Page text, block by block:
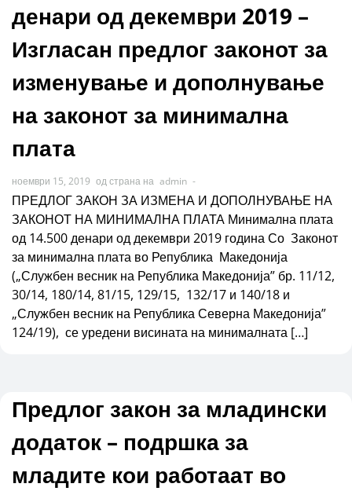
денари од декември 2019 –
Изгласан предлог законот за
изменување и дополнување
на законот за минимална
плата
ноември 15, 2019 од страна на admin -
ПРЕДЛОГ ЗАКОН ЗА ИЗМЕНА И ДОПОЛНУВАЊЕ НА
ЗАКОНОТ НА МИНИМАЛНА ПЛАТА Минимална плата
од 14.500 денари од декември 2019 година Со Законот
за минимална плата во Република Македонија
(„Службен весник на Република Македонија” бр. 11/12,
30/14, 180/14, 81/15, 129/15, 132/17 и 140/18 и
„Службен весник на Република Северна Македонија”
124/19), се уредени висината на минималната […]
Предлог закон за младински
додаток – подршка за
младите кои работаат во